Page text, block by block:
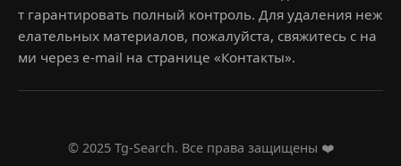
т гарантировать полный контроль. Для удаления неж
елательных материалов, пожалуйста, свяжитесь с на
ми через e-mail на странице «Контакты».
© 2025 Tg-Search. Все права защищены ❤️